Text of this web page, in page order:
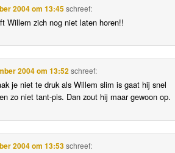
2004 om 13:45schreef:
Willem zich nog niet laten horen!!
2004 om 13:52schreef:
je niet te druk als Willem slim is gaat hij snel
zo niet tant-pis. Dan zout hij maar gewoon op.
2004 om 13:53schreef: